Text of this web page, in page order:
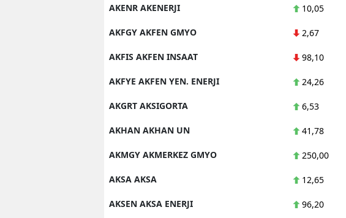
AKENR AKENERJI 10,05
AKFGY AKFEN GMYO 2,67
AKFIS AKFEN INSAAT 98,10
AKFYE AKFEN YEN. ENERJI 24,26
AKGRT AKSIGORTA 6,53
AKHAN AKHAN UN 41,78
AKMGY AKMERKEZ GMYO 250,00
AKSA AKSA 12,65
AKSEN AKSA ENERJI 96,20